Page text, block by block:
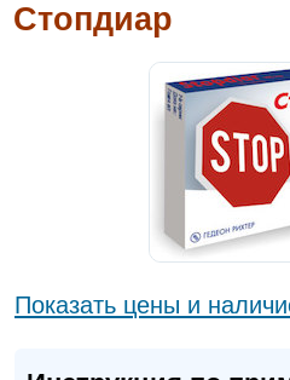
Стопдиар
Показать цены и